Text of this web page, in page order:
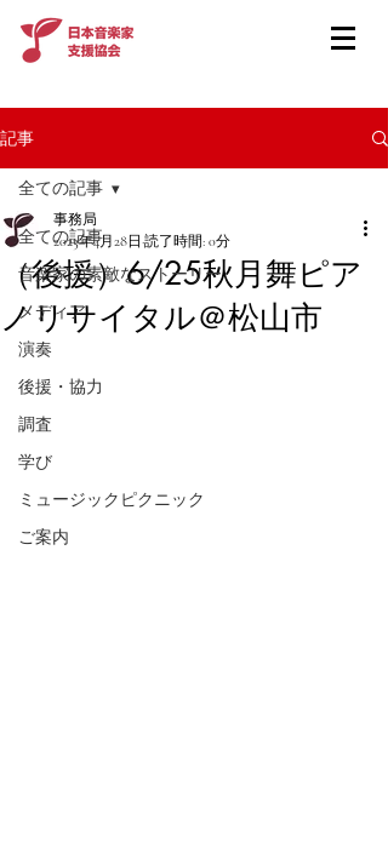
記事
全ての記事
音楽家の素敵なストーリー
メディア
演奏
後援・協力
調査
学び
ミュージックピクニック
ご案内
全ての記事
（後援）6/25秋月舞ピア
ノリサイタル＠松山市
事務局
2023年4月28日 読了時間: 0分